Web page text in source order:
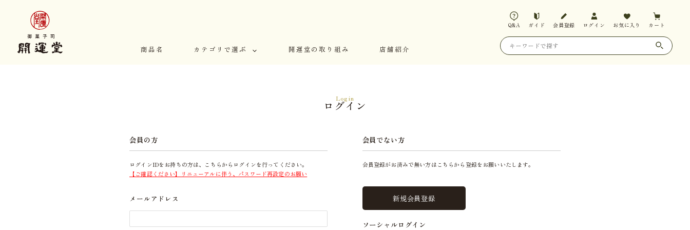
商品名 カテゴリで選ぶ 開運堂の取り組み 店舗紹介
Q&A ガイド 会員登録 ログイン お気に入り カート
Login
ログイン
会員の方
ログインIDをお持ちの方は、こちらからログインを行ってください。
【ご確認ください】リニューアルに伴う、パスワード再設定のお願い
メールアドレス
会員でない方
会員登録がお済みで無い方はこちらから登録をお願いいたします。
新規会員登録
ソーシャルログイン